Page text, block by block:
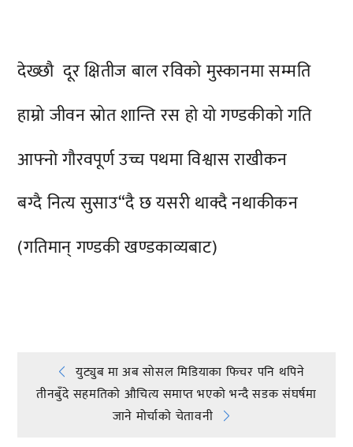
देख्छौ दूर क्षितीज बाल रविको मुस्कानमा सम्मति
हाम्रो जीवन स्रोत शान्ति रस हो यो गण्डकीको गति
आफ्नाे गौरवपूर्ण उच्च पथमा विश्वास राखीकन
बग्दै नित्य सुसाउ“दै छ यसरी थाक्दै नथाकीकन
(गतिमान् गण्डकी खण्डकाव्यबाट)
Post
navigation
युट्युब मा अब सोसल मिडियाका फिचर पनि थपिने
तीनबुँदे सहमतिको औचित्य समाप्त भएको भन्दै सडक संघर्षमा
जाने मोर्चाको चेतावनी